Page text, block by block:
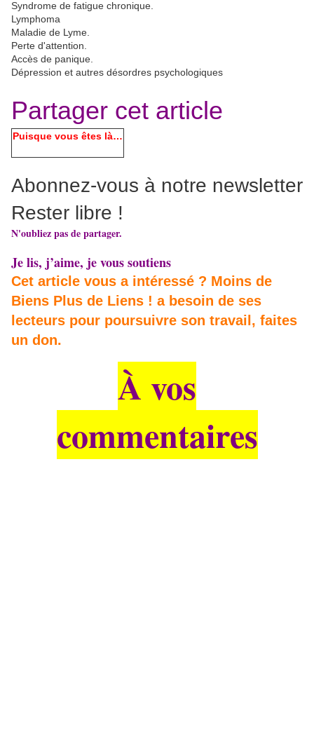
Syndrome de fatigue chronique.
Lymphoma
Maladie de Lyme.
Perte d'attention.
Accès de panique.
Dépression et autres désordres psychologiques
Partager cet article
Puisque vous êtes là…
Abonnez-vous à notre newsletter
Rester libre !
N'oubliez pas de partager.
Je lis, j’aime, je vous soutiens
Cet article vous a intéressé ? Moins de
Biens Plus de Liens ! a besoin de ses
lecteurs pour poursuivre son travail, faites
un don.
À vos
commentaires